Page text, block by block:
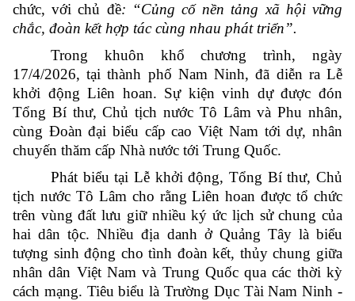
chức, với chủ đề: “Củng cố nền tảng xã hội vững
chắc, đoàn kết hợp tác cùng nhau phát triển”.
Trong khuôn khổ chương trình, ngày
17/4/2026, tại thành phố Nam Ninh, đã diễn ra Lễ
khởi động Liên hoan. Sự kiện vinh dự được đón
Tổng Bí thư, Chủ tịch nước Tô Lâm và Phu nhân,
cùng Đoàn đại biểu cấp cao Việt Nam tới dự, nhân
chuyến thăm cấp Nhà nước tới Trung Quốc.
Phát biểu tại Lễ khởi động, Tổng Bí thư, Chủ
tịch nước Tô Lâm cho rằng Liên hoan được tổ chức
trên vùng đất lưu giữ nhiều ký ức lịch sử chung của
hai dân tộc. Nhiều địa danh ở Quảng Tây là biểu
tượng sinh động cho tình đoàn kết, thủy chung giữa
nhân dân Việt Nam và Trung Quốc qua các thời kỳ
cách mạng. Tiêu biểu là Trường Dục Tài Nam Ninh -